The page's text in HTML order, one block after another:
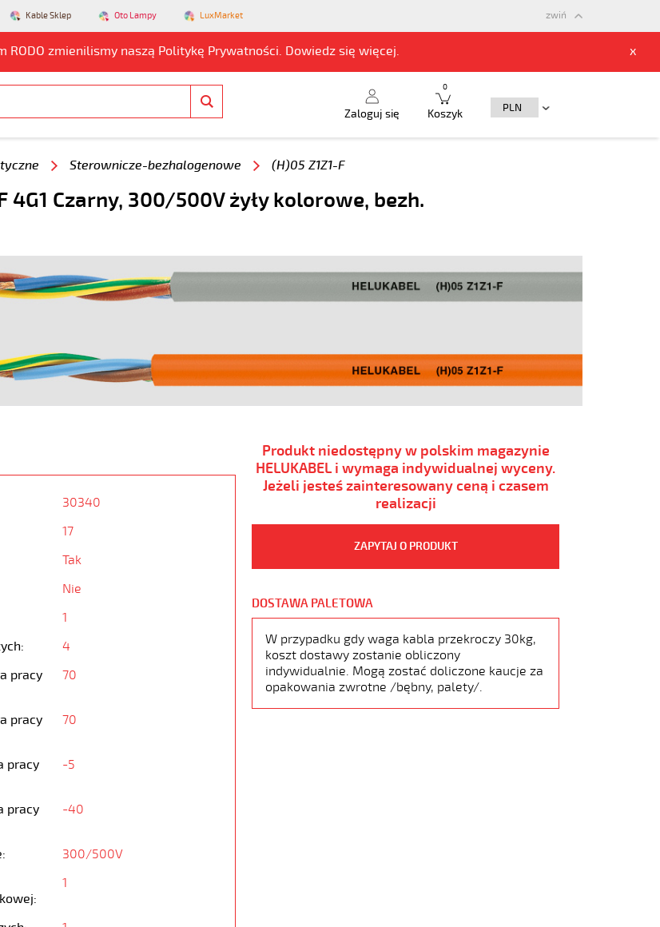
Kable Sklep Oto Lampy LuxMarket
RODO zmienilismy naszą Politykę Prywatności. Dowiedz się więcej. x
zwiń
Zaloguj się Koszyk
0
Sterownicze-bezhalogenowe (H)05 Z1Z1-F
4G1 Czarny, 300/500V żyły kolorowe, bezh.
30340
17
Tak
Nie
1
4
pracy
70
pracy
70
pracy
-5
pracy
-40
300/500V
1
Produkt niedostępny w polskim magazynie
HELUKABEL i wymaga indywidualnej wyceny.
Jeżeli jesteś zainteresowany ceną i czasem
realizacji
ZAPYTAJ O PRODUKT
DOSTAWA PALETOWA
W przypadku gdy waga kabla przekroczy 30kg,
koszt dostawy zostanie obliczony
indywidualnie. Mogą zostać doliczone kaucje za
opakowania zwrotne /bębny, palety/.